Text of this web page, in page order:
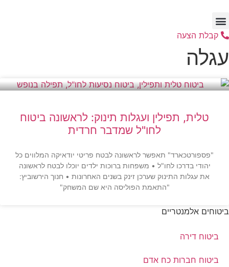
לתוכן
קבלת הצעה
עגלה
טלית, תפילין ועגלות תינוק: לראשונה ביטוח
לחו"ל שמדבר חרדית
"פספורטכארד" תאפשר לראשונה לבטח פריטי יודאיקה המלווים כל
יהודי בדרכו לחו"ל • משפחות ברוכות ילדים יוכלו לבטח לראשונה
את עגלות התינוק שערכן זינק בשנים האחרונות • חנוך הירשוביץ:
"התאמת הפוליסה היא שם המשחק"
ביטוחים אלמנטריים
ביטוח דירה
ביטוח חברות כח אדם